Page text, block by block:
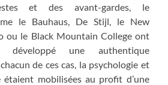
et des avant-gardes, le
le Bauhaus, De Stijl, le New
ou le Black Mountain College ont
développé une authentique
de ces cas, la psychologie et
mobilisées au profit d’une